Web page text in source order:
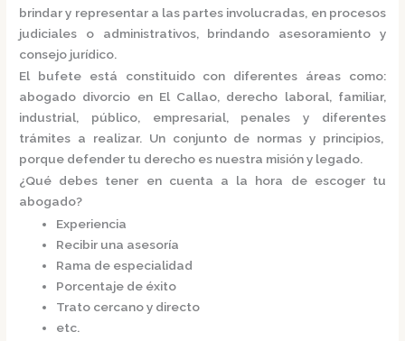
brindar y representar a las partes involucradas, en procesos
judiciales o administrativos, brindando asesoramiento y
consejo jurídico.
El bufete está constituido con diferentes áreas como:
abogado divorcio en El Callao, derecho laboral, familiar,
industrial, público, empresarial, penales y diferentes
trámites a realizar. Un conjunto de normas y principios,
porque defender tu derecho es nuestra misión y legado.
¿Qué debes tener en cuenta a la hora de escoger tu
abogado?
Experiencia
Recibir una asesoría
Rama de especialidad
Porcentaje de éxito
Trato cercano y directo
etc.